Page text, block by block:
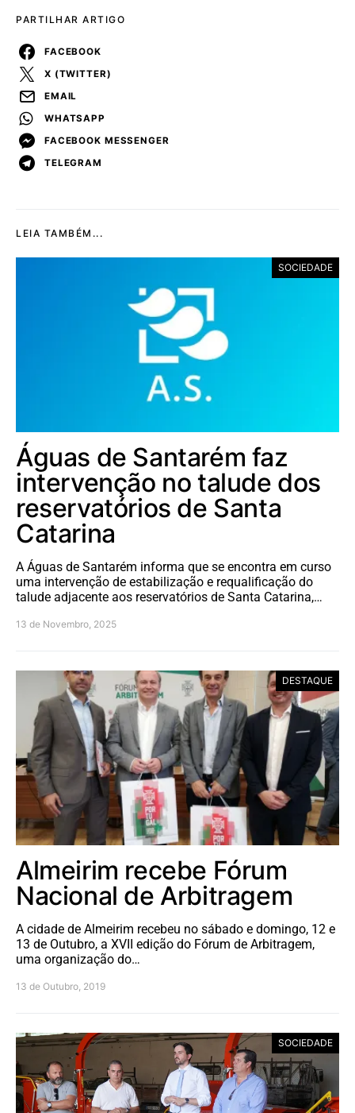
PARTILHAR ARTIGO
FACEBOOK
X (TWITTER)
EMAIL
WHATSAPP
FACEBOOK MESSENGER
TELEGRAM
LEIA TAMBÉM...
SOCIEDADE
Águas de Santarém faz
intervenção no talude dos
reservatórios de Santa
Catarina
A Águas de Santarém informa que se encontra em curso
uma intervenção de estabilização e requalificação do
talude adjacente aos reservatórios de Santa Catarina,…
13 de Novembro, 2025
DESTAQUE
Almeirim recebe Fórum
Nacional de Arbitragem
A cidade de Almeirim recebeu no sábado e domingo, 12 e
13 de Outubro, a XVII edição do Fórum de Arbitragem,
uma organização do…
13 de Outubro, 2019
SOCIEDADE